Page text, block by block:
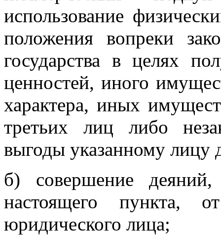
использование
положения вопреки
государства в целях
ценностей, иного
характера, иных
третьих лиц либо
выгоды указанному
б) совершение
настоящего пункта,
юридического лица;